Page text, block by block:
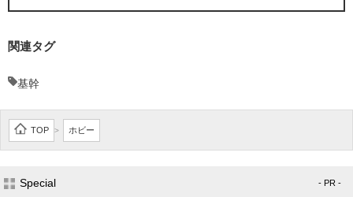
関連タグ
基幹
TOP > ホビー
Special - PR -